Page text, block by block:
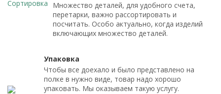
Множество деталей, для удобного счета,
перетарки, важно рассортировать и
посчитать. Особо актуально, когда изделий
включающих множество деталей.
Упаковка
Чтобы все доехало и было представлено на
полке в нужно виде, товар надо хорошо
упаковать. Мы оказываем такую услугу.